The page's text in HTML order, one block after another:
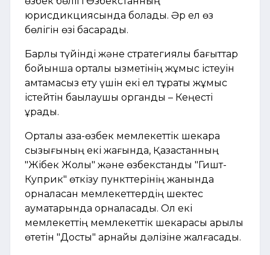
юрисдикциясында болады. Әр ел өз
бөлігін өзі басқарады.
Барлық түйінді және стратегиялық бағыттар
бойынша орталық қызметінің жұмыс істеуін
қамтамасыз ету үшін екі ел тұрақты жұмыс
істейтін бақылаушы органды – Кеңесті
құрады.
Орталық қазақ-өзбек мемлекеттік шекара
сызығының екі жағында, Қазақстанның
"Жібек Жолы" және өзбекстандық "Гишт-
Куприк" өткізу пункттерінің жанында
орналасқан мемлекеттердің шектес
аумақтарында орналасады. Ол екі
мемлекеттің мемлекеттік шекарасы арқылы
өтетін "Достық" арнайы дәлізіне жалғасады.